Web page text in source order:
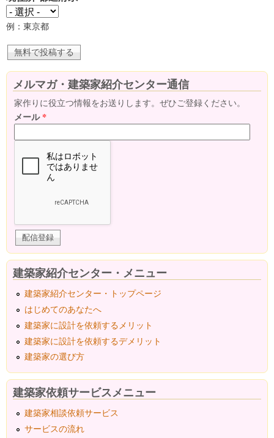
例：東京都
メルマガ・建築家紹介センター通信
家作りに役立つ情報をお送りします。ぜひご登録ください。
メール*
建築家紹介センター・メニュー
建築家紹介センター・トップページ
はじめてのあなたへ
建築家に設計を依頼するメリット
建築家に設計を依頼するデメリット
建築家の選び方
建築家依頼サービスメニュー
建築家相談依頼サービス
サービスの流れ